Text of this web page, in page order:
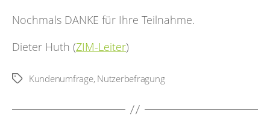
Nochmals DANKE für Ihre Teilnahme.
Dieter Huth (ZIM-Leiter)
Schlagwörter
Kundenumfrage, Nutzerbefragung